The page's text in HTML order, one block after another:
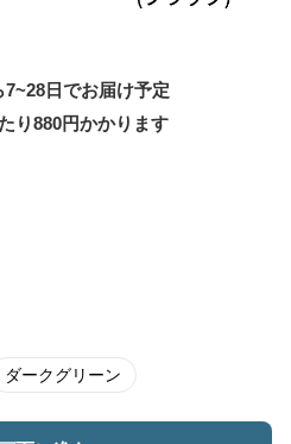
日でお届け予定
り880円かかります
ダークグリーン